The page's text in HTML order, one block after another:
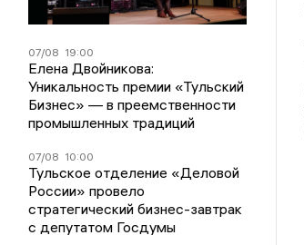
07/08 19:00
Елена Двойникова:
Уникальность премии «Тульский
Бизнес» — в преемственности
промышленных традиций
07/08 10:00
Тульское отделение «Деловой
России» провело
стратегический бизнес-завтрак
с депутатом Госдумы